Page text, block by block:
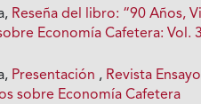
Reseña del libro: “90 Años,
Economía Cafetera: Vol.
Presentación , Revista
sobre Economía Cafetera